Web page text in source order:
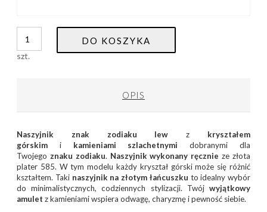
szt.
DO KOSZYKA
OPIS
Naszyjnik znak zodiaku lew z kryształem
górskim i kamieniami szlachetnymi dobranymi dla
Twojego znaku zodiaku. Naszyjnik wykonany ręcznie ze złota
plater 585. W tym modelu każdy kryształ górski może się różnić
kształtem. Taki naszyjnik na złotym łańcuszku to idealny wybór
do minimalistycznych, codziennych stylizacji. Twój wyjątkowy
amulet z kamieniami wspiera odwagę, charyzmę i pewność siebie.